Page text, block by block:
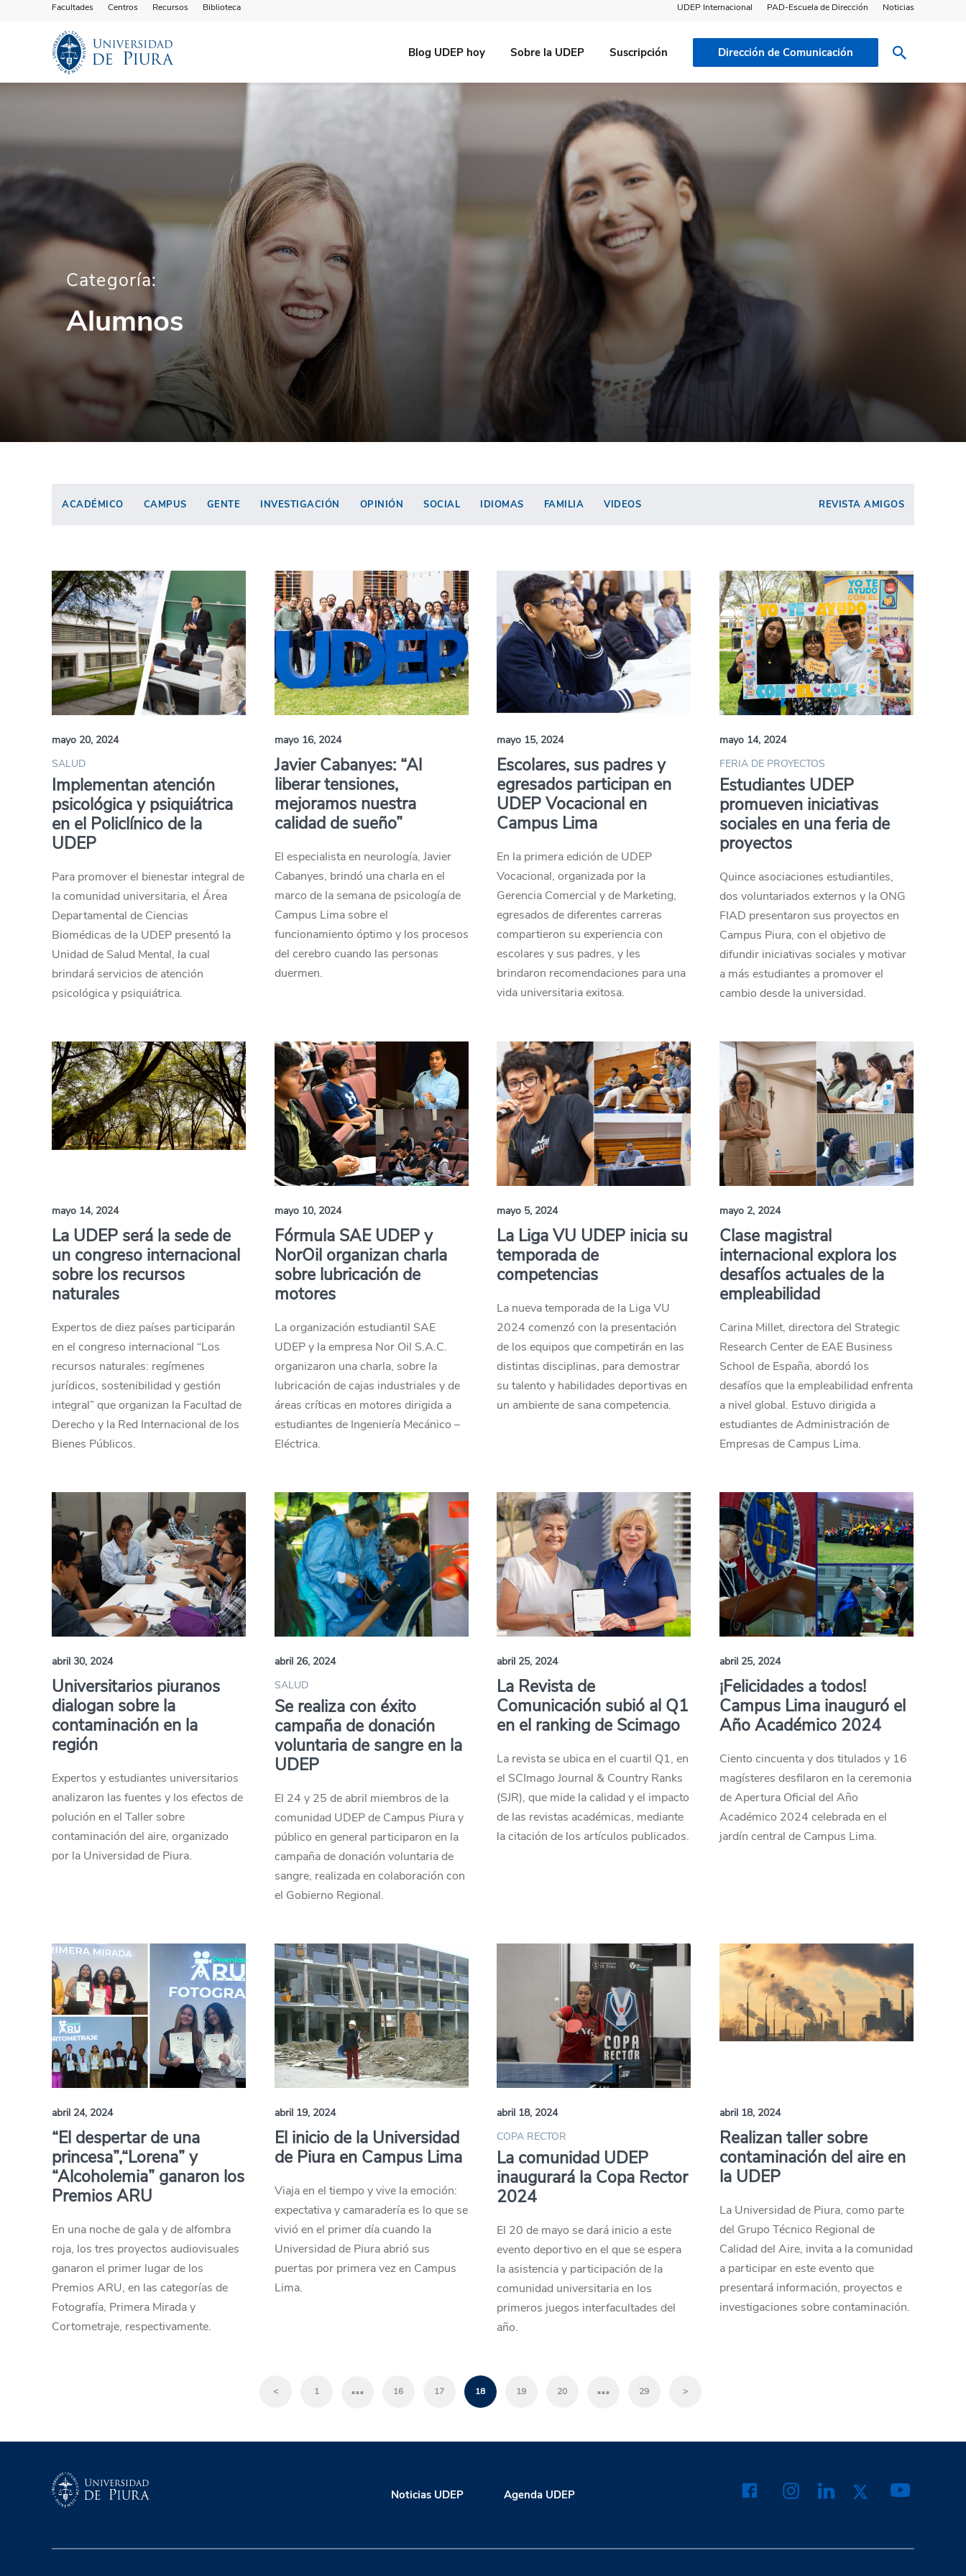
Facultades Centros Recursos Biblioteca UDEP Internacional PAD-Escuela de Dirección Noticias
Blog UDEP hoy Sobre la UDEP Suscripción Dirección de Comunicación
Categoría:
Alumnos
ACADÉMICO CAMPUS GENTE INVESTIGACIÓN OPINIÓN SOCIAL IDIOMAS FAMILIA VIDEOS REVISTA AMIGOS
mayo 20, 2024
SALUD
Implementan atención
psicológica y psiquiátrica
en el Policlínico de la
UDEP
Para promover el bienestar integral de
la comunidad universitaria, el Área
Departamental de Ciencias
Biomédicas de la UDEP presentó la
Unidad de Salud Mental, la cual
brindará servicios de atención
psicológica y psiquiátrica.
mayo 16, 2024
Javier Cabanyes: “Al
liberar tensiones,
mejoramos nuestra
calidad de sueño”
El especialista en neurología, Javier
Cabanyes, brindó una charla en el
marco de la semana de psicología de
Campus Lima sobre el
funcionamiento óptimo y los procesos
del cerebro cuando las personas
duermen.
mayo 15, 2024
Escolares, sus padres y
egresados participan en
UDEP Vocacional en
Campus Lima
En la primera edición de UDEP
Vocacional, organizada por la
Gerencia Comercial y de Marketing,
egresados de diferentes carreras
compartieron su experiencia con
escolares y sus padres, y les
brindaron recomendaciones para una
vida universitaria exitosa.
mayo 14, 2024
FERIA DE PROYECTOS
Estudiantes UDEP
promueven iniciativas
sociales en una feria de
proyectos
Quince asociaciones estudiantiles,
dos voluntariados externos y la ONG
FIAD presentaron sus proyectos en
Campus Piura, con el objetivo de
difundir iniciativas sociales y motivar
a más estudiantes a promover el
cambio desde la universidad.
mayo 14, 2024
La UDEP será la sede de
un congreso internacional
sobre los recursos
naturales
Expertos de diez países participarán
en el congreso internacional “Los
recursos naturales: regímenes
jurídicos, sostenibilidad y gestión
integral” que organizan la Facultad de
Derecho y la Red Internacional de los
Bienes Públicos.
mayo 10, 2024
Fórmula SAE UDEP y
NorOil organizan charla
sobre lubricación de
motores
La organización estudiantil SAE
UDEP y la empresa Nor Oil S.A.C.
organizaron una charla, sobre la
lubricación de cajas industriales y de
áreas críticas en motores dirigida a
estudiantes de Ingeniería Mecánico –
Eléctrica.
mayo 5, 2024
La Liga VU UDEP inicia su
temporada de
competencias
La nueva temporada de la Liga VU
2024 comenzó con la presentación
de los equipos que competirán en las
distintas disciplinas, para demostrar
su talento y habilidades deportivas en
un ambiente de sana competencia.
mayo 2, 2024
Clase magistral
internacional explora los
desafíos actuales de la
empleabilidad
Carina Millet, directora del Strategic
Research Center de EAE Business
School de España, abordó los
desafíos que la empleabilidad enfrenta
a nivel global. Estuvo dirigida a
estudiantes de Administración de
Empresas de Campus Lima.
abril 30, 2024
Universitarios piuranos
dialogan sobre la
contaminación en la
región
Expertos y estudiantes universitarios
analizaron las fuentes y los efectos de
polución en el Taller sobre
contaminación del aire, organizado
por la Universidad de Piura.
abril 26, 2024
SALUD
Se realiza con éxito
campaña de donación
voluntaria de sangre en la
UDEP
El 24 y 25 de abril miembros de la
comunidad UDEP de Campus Piura y
público en general participaron en la
campaña de donación voluntaria de
sangre, realizada en colaboración con
el Gobierno Regional.
abril 25, 2024
La Revista de
Comunicación subió al Q1
en el ranking de Scimago
La revista se ubica en el cuartil Q1, en
el SCImago Journal & Country Ranks
(SJR), que mide la calidad y el impacto
de las revistas académicas, mediante
la citación de los artículos publicados.
abril 25, 2024
¡Felicidades a todos!
Campus Lima inauguró el
Año Académico 2024
Ciento cincuenta y dos titulados y 16
magísteres desfilaron en la ceremonia
de Apertura Oficial del Año
Académico 2024 celebrada en el
jardín central de Campus Lima.
abril 24, 2024
“El despertar de una
princesa”,“Lorena” y
“Alcoholemia” ganaron los
Premios ARU
En una noche de gala y de alfombra
roja, los tres proyectos audiovisuales
ganaron el primer lugar de los
Premios ARU, en las categorías de
Fotografía, Primera Mirada y
Cortometraje, respectivamente.
abril 19, 2024
El inicio de la Universidad
de Piura en Campus Lima
Viaja en el tiempo y vive la emoción:
expectativa y camaradería es lo que se
vivió en el primer día cuando la
Universidad de Piura abrió sus
puertas por primera vez en Campus
Lima.
abril 18, 2024
COPA RECTOR
La comunidad UDEP
inaugurará la Copa Rector
2024
El 20 de mayo se dará inicio a este
evento deportivo en el que se espera
la asistencia y participación de la
comunidad universitaria en los
primeros juegos interfacultades del
año.
abril 18, 2024
Realizan taller sobre
contaminación del aire en
la UDEP
La Universidad de Piura, como parte
del Grupo Técnico Regional de
Calidad del Aire, invita a la comunidad
a participar en este evento que
presentará información, proyectos e
investigaciones sobre contaminación.
< 1 … 16 17 18 19 20 … 29 >
Noticias UDEP Agenda UDEP